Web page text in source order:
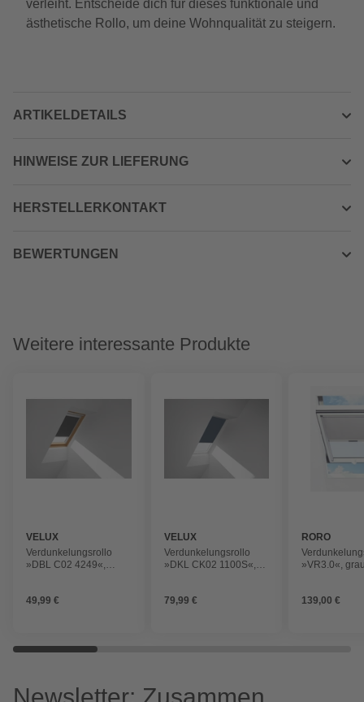
verleiht. Entscheide dich für dieses funktionale und
ästhetische Rollo, um deine Wohnqualität zu steigern.
ARTIKELDETAILS
HINWEISE ZUR LIEFERUNG
HERSTELLERKONTAKT
BEWERTUNGEN
Weitere interessante Produkte
VELUX
Verdunkelungsrollo
»DBL C02 4249«,
49,99 €
VELUX
Verdunkelungsrollo
»DKL CK02 1100S«,
79,99 €
RORO
»VR3.0«,
139,00 €
Newsletter: Zusammen